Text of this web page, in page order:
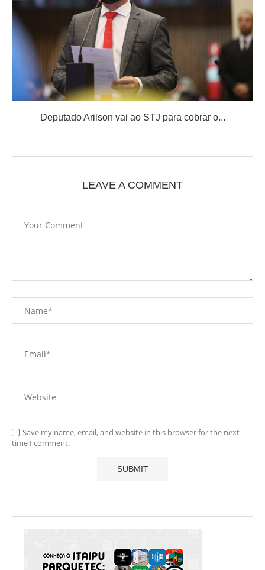
Deputado Arilson vai ao STJ para cobrar o...
LEAVE A COMMENT
Save my name, email, and website in this browser for the next
time I comment.